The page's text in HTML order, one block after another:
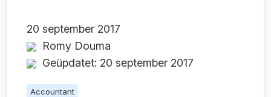
20 september 2017
Romy Douma
Geüpdatet: 20 september 2017
Accountant